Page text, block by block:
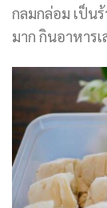
กลมกล่อม เป็น
มาก กินอาหาร